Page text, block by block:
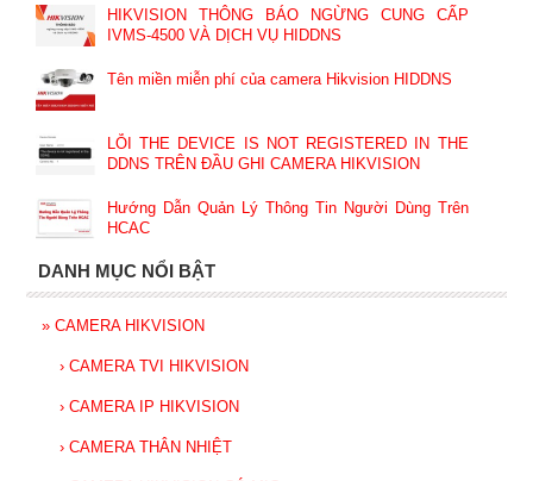
HIKVISION THÔNG BÁO NGỪNG CUNG CẤP
IVMS-4500 VÀ DỊCH VỤ HIDDNS
Tên miền miễn phí của camera Hikvision HIDDNS
LỖI THE DEVICE IS NOT REGISTERED IN THE
DDNS TRÊN ĐẦU GHI CAMERA HIKVISION
Hướng Dẫn Quản Lý Thông Tin Người Dùng Trên
HCAC
DANH MỤC NỔI BẬT
» CAMERA HIKVISION
› CAMERA TVI HIKVISION
› CAMERA IP HIKVISION
› CAMERA THÂN NHIỆT